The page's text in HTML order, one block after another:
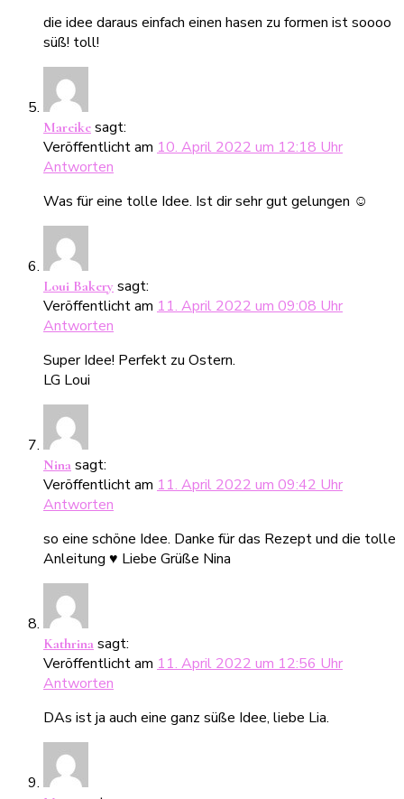
die idee daraus einfach einen hasen zu formen ist soooo
süß! toll!
Mareike sagt:
Veröffentlicht am 10. April 2022 um 12:18 Uhr
Antworten
Was für eine tolle Idee. Ist dir sehr gut gelungen ☺️
Loui Bakery sagt:
Veröffentlicht am 11. April 2022 um 09:08 Uhr
Antworten
Super Idee! Perfekt zu Ostern.
LG Loui
Nina sagt:
Veröffentlicht am 11. April 2022 um 09:42 Uhr
Antworten
so eine schöne Idee. Danke für das Rezept und die tolle
Anleitung ♥ Liebe Grüße Nina
Kathrina sagt:
Veröffentlicht am 11. April 2022 um 12:56 Uhr
Antworten
DAs ist ja auch eine ganz süße Idee, liebe Lia.